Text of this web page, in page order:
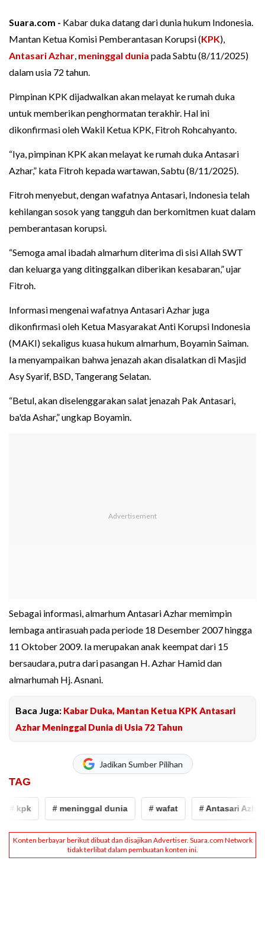
Suara.com - Kabar duka datang dari dunia hukum Indonesia.
Mantan Ketua Komisi Pemberantasan Korupsi (KPK),
Antasari Azhar, meninggal dunia pada Sabtu (8/11/2025)
dalam usia 72 tahun.
Pimpinan KPK dijadwalkan akan melayat ke rumah duka
untuk memberikan penghormatan terakhir. Hal ini
dikonfirmasi oleh Wakil Ketua KPK, Fitroh Rohcahyanto.
“Iya, pimpinan KPK akan melayat ke rumah duka Antasari
Azhar,” kata Fitroh kepada wartawan, Sabtu (8/11/2025).
Fitroh menyebut, dengan wafatnya Antasari, Indonesia telah
kehilangan sosok yang tangguh dan berkomitmen kuat dalam
pemberantasan korupsi.
“Semoga amal ibadah almarhum diterima di sisi Allah SWT
dan keluarga yang ditinggalkan diberikan kesabaran,” ujar
Fitroh.
Informasi mengenai wafatnya Antasari Azhar juga
dikonfirmasi oleh Ketua Masyarakat Anti Korupsi Indonesia
(MAKI) sekaligus kuasa hukum almarhum, Boyamin Saiman.
Ia menyampaikan bahwa jenazah akan disalatkan di Masjid
Asy Syarif, BSD, Tangerang Selatan.
“Betul, akan diselenggarakan salat jenazah Pak Antasari,
ba'da Ashar,” ungkap Boyamin.
Sebagai informasi, almarhum Antasari Azhar memimpin
lembaga antirasuah pada periode 18 Desember 2007 hingga
11 Oktober 2009. Ia merupakan anak keempat dari 15
bersaudara, putra dari pasangan H. Azhar Hamid dan
almarhumah Hj. Asnani.
Baca Juga: Kabar Duka, Mantan Ketua KPK Antasari
Azhar Meninggal Dunia di Usia 72 Tahun
Jadikan Sumber Pilihan
TAG
kpk # meninggal dunia # wafat # Antasari Azhar